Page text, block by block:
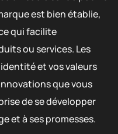
est bien établie,
qui facilite
ou services. Les
et vos valeurs
que vous
de se développer
et à ses promesses.